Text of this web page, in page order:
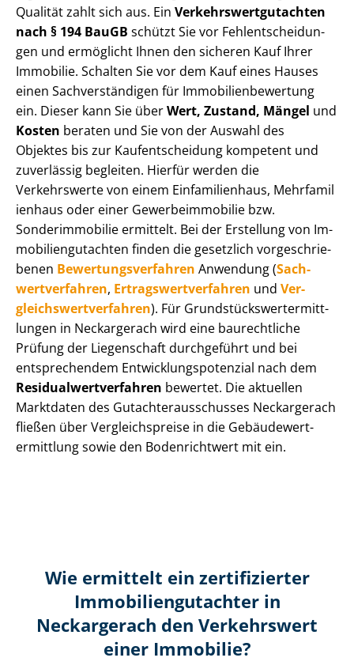
Qualität zahlt sich aus. Ein Ver­kehrs­wert­gut­ach­ten
nach § 194 BauGB schützt Sie vor Fehl­ent­schei­dun­
gen und ermöglicht Ihnen den sicheren Kauf Ihrer
Immobilie. Schalten Sie vor dem Kauf eines Hauses
einen Sach­ver­stän­di­gen für Im­mo­bi­li­en­be­wer­tung
ein. Dieser kann Sie überWert, Zustand, Mängel und
Kosten beraten und Sie von der Auswahl des
Objektes bis zur Kauf­ent­schei­dung kompetent und
zuverlässig begleiten. Hierfür werden die
Verkehrswerte von einem Einfamilienhaus, Mehr­fa­mi­l
i­en­haus oder einer Ge­wer­be­im­mo­bi­lie bzw.
Sonderimmobilie ermittelt. Bei der Erstellung von Im­
mo­bi­li­en­gut­ach­ten finden die gesetzlich vor­ge­schrie­
be­nen Be­wer­tungs­ver­fah­ren Anwendung (Sach­
wert­ver­fah­ren, Er­trags­wert­ver­fah­ren und Ver­
gleichs­wert­ver­fah­ren). Für Grund­stücks­wert­ermitt­
lun­gen in Neckargerach wird eine baurechtliche
Prüfung der Liegenschaft durchgeführt und bei
entsprechendem Ent­wick­lungs­po­ten­zi­al nach dem
Re­si­du­al­wert­ver­fah­ren bewertet. Die aktuellen
Marktdaten des Gut­ach­ter­aus­schus­ses Neckargerach
fließen über Ver­gleichs­prei­se in die Ge­bäu­de­wert­
ermitt­lung sowie den Bodenrichtwert mit ein.
Wie ermittelt ein zertifizierter
Immobilien­gutachter in
Neckargerach den Verkehrswert
einer Immobilie?